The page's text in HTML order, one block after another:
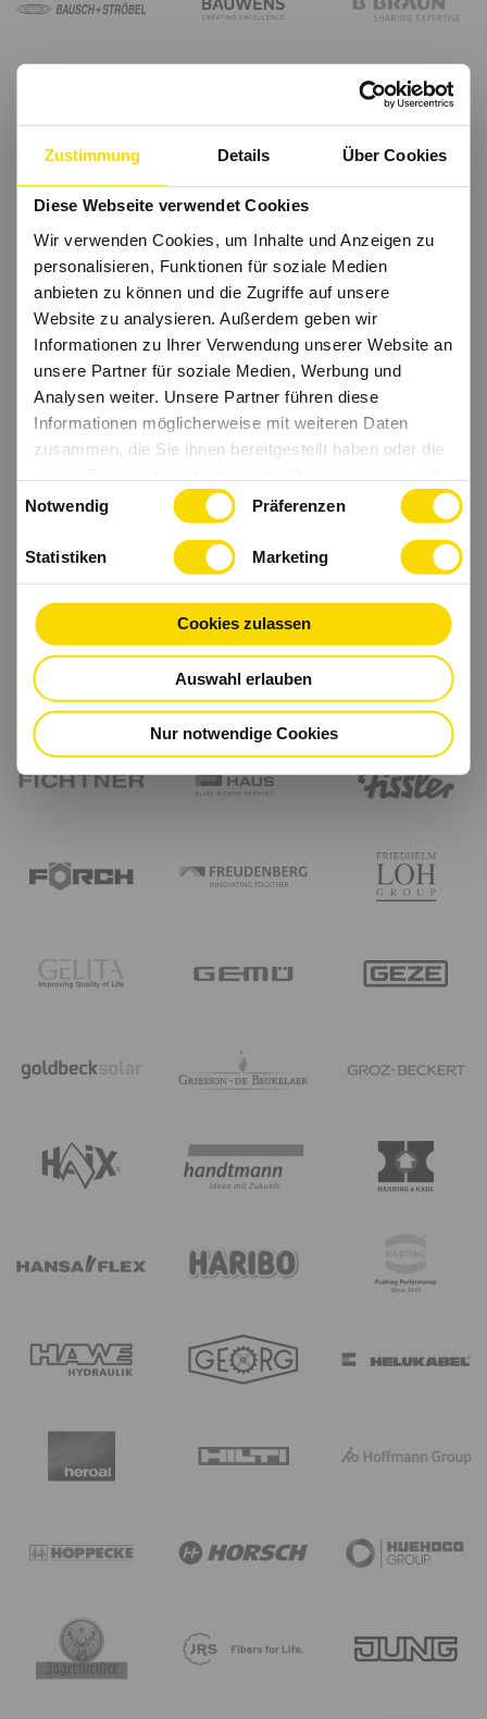
Zustimmung Details Über Cookies
Diese Webseite verwendet Cookies
Wir verwenden Cookies, um Inhalte und Anzeigen zu
personalisieren, Funktionen für soziale Medien
anbieten zu können und die Zugriffe auf unsere
Website zu analysieren. Außerdem geben wir
Informationen zu Ihrer Verwendung unserer Website an
unsere Partner für soziale Medien, Werbung und
Analysen weiter. Unsere Partner führen diese
Informationen möglicherweise mit weiteren Daten
zusammen, die Sie ihnen bereitgestellt haben oder die
haben.
Notwendig Präferenzen
Statistiken Marketing
Cookies zulassen
Auswahl erlauben
Nur notwendige Cookies